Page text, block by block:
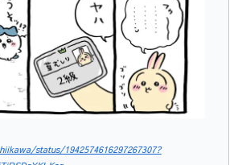
status/1942574616297267307?